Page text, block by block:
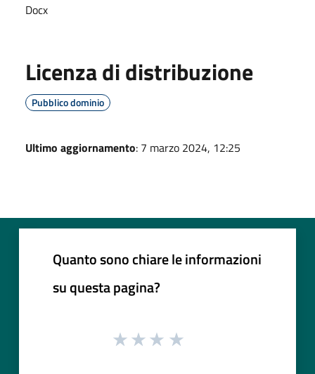
Docx
Licenza di distribuzione
Pubblico dominio
Ultimo aggiornamento: 7 marzo 2024, 12:25
Quanto sono chiare le informazioni
su questa pagina?